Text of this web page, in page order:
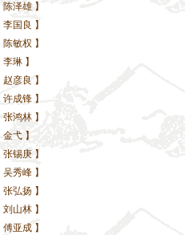
陈泽雄 】
李国良 】
陈敏权 】
李琳 】
赵彦良 】
许成锋 】
张鸿林 】
金弋 】
张锡庚 】
吴秀峰 】
张弘扬 】
刘山林 】
傅亚成 】